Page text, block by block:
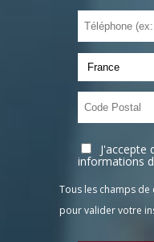
J'accepte
informations
Tous les champs
pour valider votre